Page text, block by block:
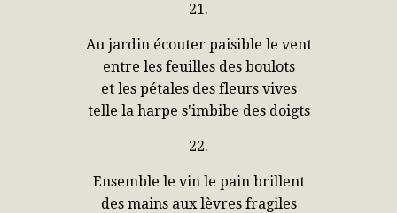
21.
Au jardin écouter paisible le vent
entre les feuilles des boulots
et les pétales des fleurs vives
telle la harpe s'imbibe des doigts
22.
Ensemble le vin le pain brillent
des mains aux lèvres fragiles